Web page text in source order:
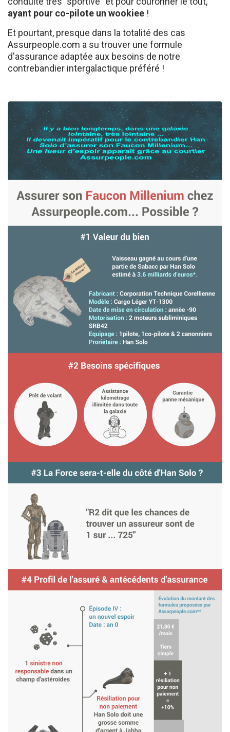
ayant pour co-pilote un wookiee !
Et pourtant, presque dans la totalité des cas
Assurpeople.com a su trouver une formule
d'assurance adaptée aux besoins de notre
contrebandier intergalactique préféré !